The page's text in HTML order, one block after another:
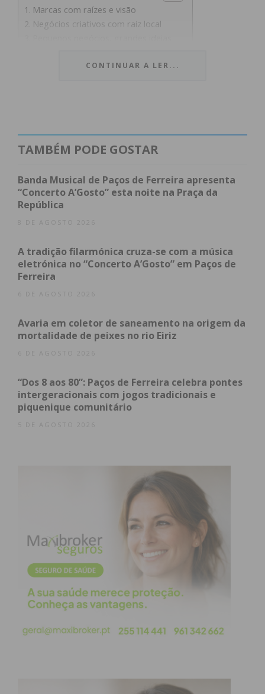
Marcas com raízes e visão
Negócios criativos com raiz local
Subscreva a newsletter do Imediato
Exemplos não faltam. A cidade (e a própria região) é
um berço de marcas que brilham em diferentes
A Antarte, com sede em Rebordosa, aposta na
sustentabilidade e exporta mobiliário de autor para
A Fenabel, especializada em cadeiras de design,
combina tradição com tecnologia de ponta,
fornecendo mobiliário para hotéis e espaços
E empresas como a Colunex elevam o conforto a
outro nível, com camas e colchões personalizáveis
Oriente.
Estes negócios mantêm uma ligação forte ao
Negócios criativos com
Além das empresas históricas, há iniciativas
territoriais que promovem inovação e identidade: o
place branding com amarca “Capital do Móvel”
registada desde 1998, projeta a região como centro
de criatividade e resiliência.
CONTINUAR A LER...
TAMBÉM PODE GOSTAR
Banda Musical de Paços de Ferreira apresenta
“Concerto A’Gosto” esta noite na Praça da
República
8 DE AGOSTO 2026
A tradição filarmónica cruza-se com a música
eletrónica no “Concerto A’Gosto” em Paços de
Ferreira
6 DE AGOSTO 2026
Avaria em coletor de saneamento na origem da
mortalidade de peixes no rio Eiriz
6 DE AGOSTO 2026
“Dos 8 aos 80”: Paços de Ferreira celebra pontes
intergeracionais com jogos tradicionais e
piquenique comunitário
5 DE AGOSTO 2026